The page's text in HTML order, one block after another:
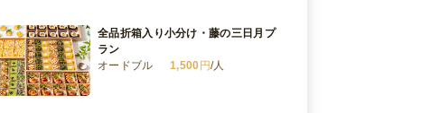
全品折箱入り小分け・藤の三日月プ
ラン
オードブル
1,500 円/人